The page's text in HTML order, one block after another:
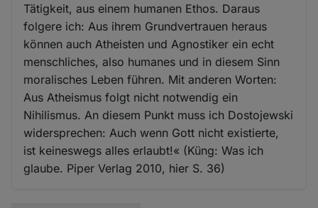
Tätigkeit, aus einem humanen Ethos. Daraus
folgere ich: Aus ihrem Grundvertrauen heraus
können auch Atheisten und Agnostiker ein echt
menschliches, also humanes und in diesem Sinn
moralisches Leben führen. Mit anderen Worten:
Aus Atheismus folgt nicht notwendig ein
Nihilismus. An diesem Punkt muss ich Dostojewski
widersprechen: Auch wenn Gott nicht existierte,
ist keineswegs alles erlaubt!« (Küng: Was ich
glaube. Piper Verlag 2010, hier S. 36)